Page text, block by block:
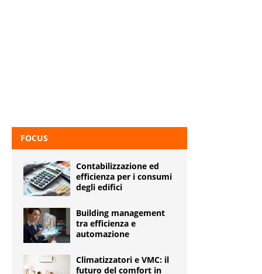
FOCUS
Contabilizzazione ed
efficienza per i consumi
degli edifici
Building management
tra efficienza e
automazione
Climatizzatori e VMC: il
futuro del comfort in